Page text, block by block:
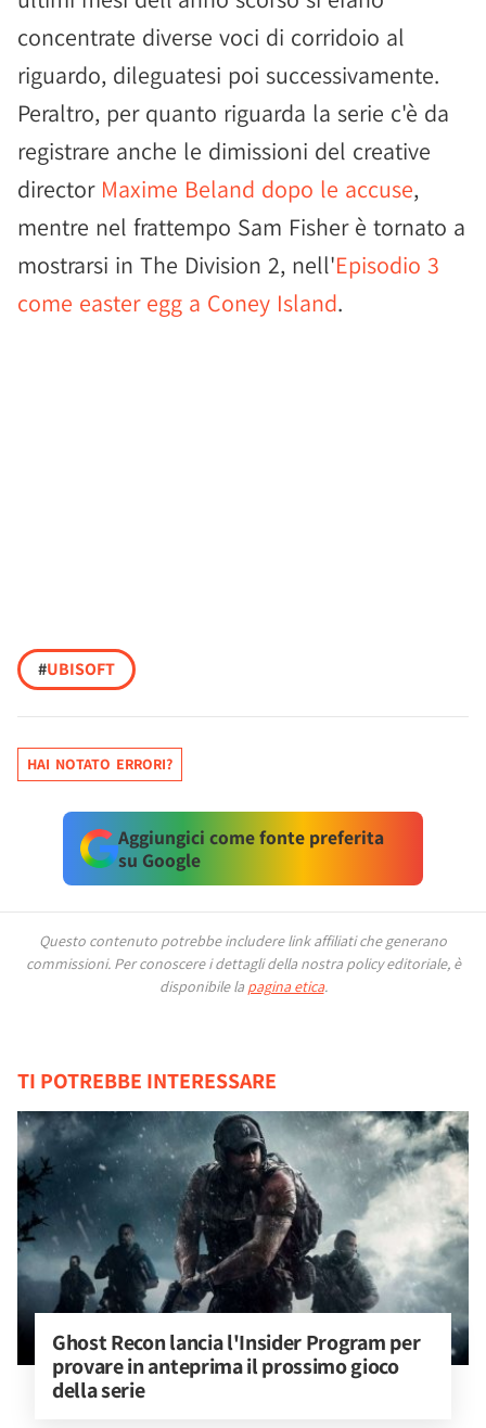
concentrate diverse voci di corridoio al
riguardo, dileguatesi poi successivamente.
Peraltro, per quanto riguarda la serie c'è da
registrare anche le dimissioni del creative
director Maxime Beland dopo le accuse,
mentre nel frattempo Sam Fisher è tornato a
mostrarsi in The Division 2, nell'Episodio 3
come easter egg a Coney Island.
#UBISOFT
HAI NOTATO ERRORI?
Aggiungici come fonte preferita
su Google
Questo contenuto potrebbe includere link affiliati che generano
commissioni. Per conoscere i dettagli della nostra policy editoriale, è
disponibile la pagina etica.
TI POTREBBE INTERESSARE
Ghost Recon lancia l'Insider Program per
provare in anteprima il prossimo gioco
della serie